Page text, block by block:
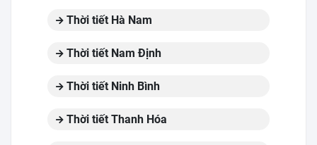
Thời tiết Hà Nam
Thời tiết Nam Định
Thời tiết Ninh Bình
Thời tiết Thanh Hóa